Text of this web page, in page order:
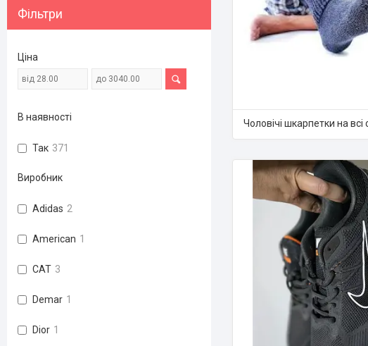
Чоловічі шкарпетки на всі
Фільтри
Ціна
В наявності
Так 371
Виробник
Adidas 2
American 1
CAT 3
Demar 1
Dior 1